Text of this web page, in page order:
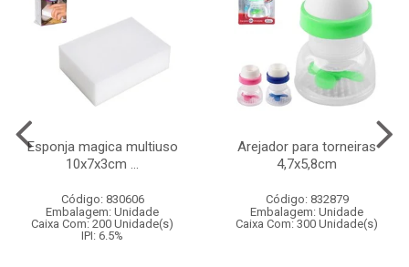
Esponja magica multiuso
10x7x3cm ...
Código: 830606
Embalagem: Unidade
Caixa Com: 200 Unidade(s)
IPI: 6.5%
Arejador para torneiras
4,7x5,8cm
Código: 832879
Embalagem: Unidade
Caixa Com: 300 Unidade(s)